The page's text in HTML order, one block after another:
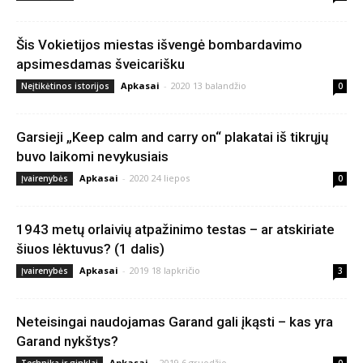
Šis Vokietijos miestas išvengė bombardavimo
apsimesdamas šveicarišku
Neįtikėtinos istorijos Apkasai - 2020 13 balandžio 0
Garsieji „Keep calm and carry on“ plakatai iš tikrųjų
buvo laikomi nevykusiais
Įvairenybės Apkasai - 2020 24 liepos 0
1943 metų orlaivių atpažinimo testas – ar atskiriate
šiuos lėktuvus? (1 dalis)
Įvairenybės Apkasai - 2019 18 lapkričio 3
Neteisingai naudojamas Garand gali įkąsti – kas yra
Garand nykštys?